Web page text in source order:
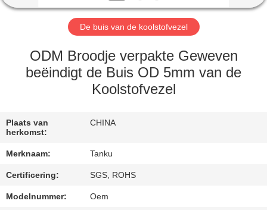
FABRIEKSREIS
KWALITEITSCONTROLE
CONTACTEER
CITAAT
De buis van de koolstofvezel
ODM Broodje verpakte Geweven
beëindigt de Buis OD 5mm van de
Koolstofvezel
Plaats van
herkomst:
CHINA
Merknaam: Tanku
Certificering: SGS, ROHS
Modelnummer: Oem